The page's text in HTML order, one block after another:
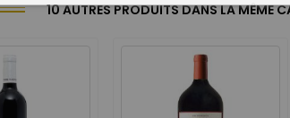
10 AUTRES PRODUITS DANS LA MÊME